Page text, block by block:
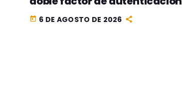
today 6 DE AGOSTO DE 2026